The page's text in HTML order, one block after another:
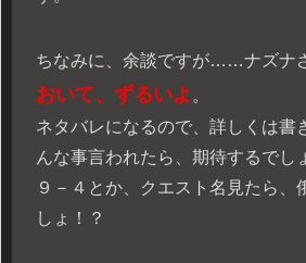
ちなみに、余談ですが……ナズナ
おいて、ずるいよ 。
ネタバレになるので、詳しくは
んな事言われたら、期待するでし
９－４とか、クエスト名見たら、
しょ！？